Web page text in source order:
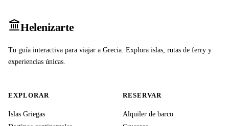
Helenizarte
Tu guía interactiva para viajar a Grecia. Explora islas, rutas de ferry y
experiencias únicas.
EXPLORAR
Islas Griegas
RESERVAR
Alquiler de barco